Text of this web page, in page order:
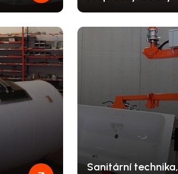
Sanitární technika,